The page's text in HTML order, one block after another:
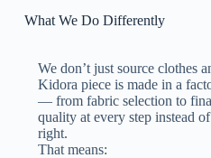
What We Do Differently
We don’t just source clothes
Kidora piece is made in a
— from fabric selection to
quality at every step instead
right.
That means: